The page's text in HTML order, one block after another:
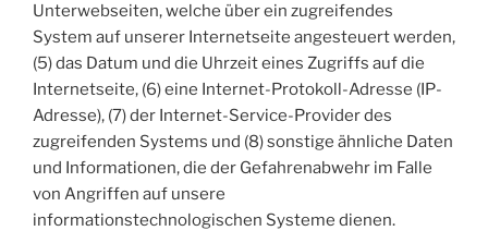
Unterwebseiten, welche über ein zugreifendes
System auf unserer Internetseite angesteuert werden,
(5) das Datum und die Uhrzeit eines Zugriffs auf die
Internetseite, (6) eine Internet-Protokoll-Adresse (IP-
Adresse), (7) der Internet-Service-Provider des
zugreifenden Systems und (8) sonstige ähnliche Daten
und Informationen, die der Gefahrenabwehr im Falle
von Angriffen auf unsere
informationstechnologischen Systeme dienen.